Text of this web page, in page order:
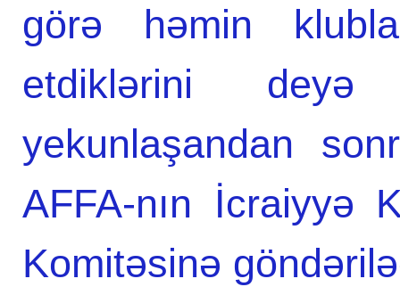
görə həmin
etdiklərini deyə
yekunlaşandan
AFFA-nın İcraiyyə
Komitəsinə